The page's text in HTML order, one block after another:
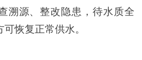
溯源、整改隐患，待水质全
恢复正常供水。